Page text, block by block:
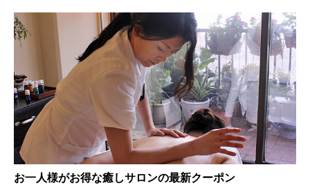
お一人様がお得な癒しサロンの最新クーポン